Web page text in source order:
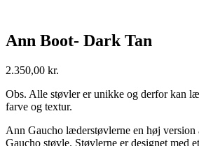
Ann Boot- Dark Tan
2.350,00 kr.
Obs. Alle støvler er unikke og derfor kan
farve og textur.
Ann Gaucho læderstøvlerne en høj version
Gaucho støvle. Støvlerne er designet med